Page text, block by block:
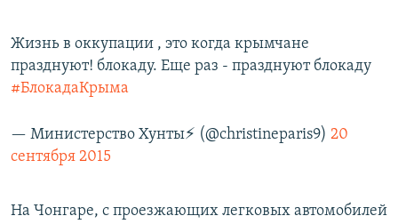
Жизнь в оккупации , это когда крымчане
празднуют! блокаду. Еще раз - празднуют блокаду
#БлокадаКрыма
— Министерство Хунты⚡️ (@christineparis9) 20
сентября 2015
На Чонгаре, с проезжающих легковых автомобилей